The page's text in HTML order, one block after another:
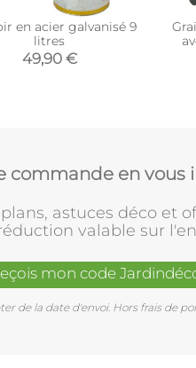
en acier galvanisé 9
litres
49,90 €
commande en vous
astuces déco et
valable sur
mon code
de la date d'envoi. Hors frais de